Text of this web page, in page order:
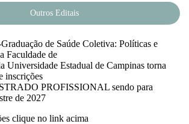
Outros Editais
de Saúde Coletiva: Políticas e
Faculdade de
Universidade Estadual de Campinas torna
inscrições
PROFISSIONAL sendo para
de 2027
clique no link acima